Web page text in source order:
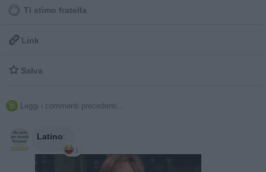
Ti stimo fratella
 Link
 Salva
 Leggi i commenti precedenti...
Latino:
1